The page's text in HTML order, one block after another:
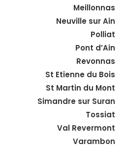
Meillonnas
Neuville sur Ain
Polliat
Pont d’Ain
Revonnas
St Etienne du Bois
St Martin du Mont
Simandre sur Suran
Tossiat
Val Revermont
Varambon